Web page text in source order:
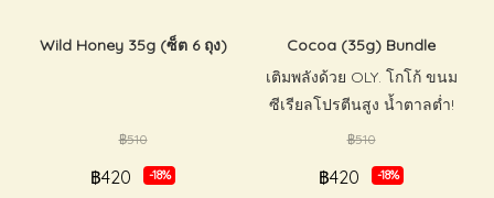
Wild Honey 35g (ซ็ต 6 ถุง)
฿510
฿420 -18%
Cocoa (35g) Bundle
เติมพลังด้วย OLY. โกโก้ ขนม
ซีเรียลโปรตีนสูง น้ำตาลต่ำ!
ขนมซีเรียลแสนอร่อยที่มีความ
โกโก้แท้ และ ให้พลังงานจาก
฿510
฿420 -18%